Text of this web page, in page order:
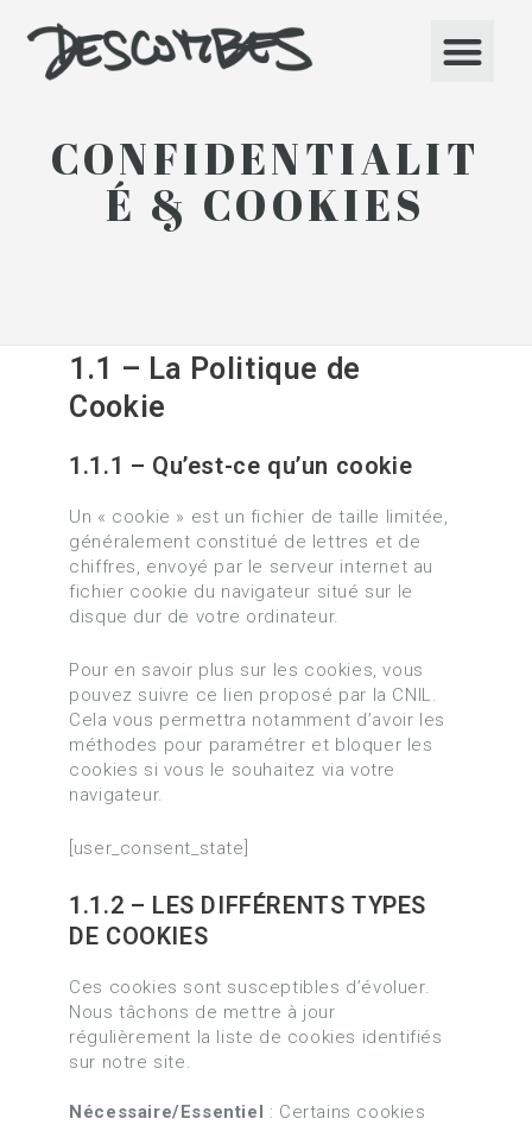
contenu
CONFIDENTIALIT
É & COOKIES
1.1 – La Politique de
Cookie
1.1.1 – Qu’est-ce qu’un cookie
Un « cookie » est un fichier de taille limitée,
généralement constitué de lettres et de
chiffres, envoyé par le serveur internet au
fichier cookie du navigateur situé sur le
disque dur de votre ordinateur.
Pour en savoir plus sur les cookies, vous
pouvez suivre ce lien proposé par la CNIL.
Cela vous permettra notamment d’avoir les
méthodes pour paramétrer et bloquer les
cookies si vous le souhaitez via votre
navigateur.
[user_consent_state]
1.1.2 – LES DIFFÉRENTS TYPES
DE COOKIES
Ces cookies sont susceptibles d’évoluer.
Nous tâchons de mettre à jour
régulièrement la liste de cookies identifiés
sur notre site.
Nécessaire/Essentiel
: Certains cookies